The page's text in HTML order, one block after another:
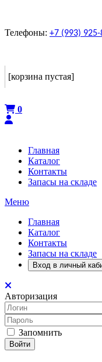
Телефоны: +7 (993)
[корзина пустая]
0
Главная
Каталог
Контакты
Запасы на складе
Меню
Главная
Каталог
Контакты
Запасы на складе
Вход в личный
Авторизация
Запомнить
Войти